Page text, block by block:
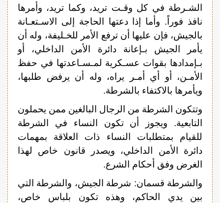
الشـرطة في كل وقـت تريد، وكما تريد، وأمرها
نافذ فوراً. وأما إذا دعتها الحاجة إلى الاسـتعـانة
بالجيش، فإن عليها أن ترفع الأمر للخـليفة، وله أن
يأمر الجيش بـإعانة دائرة الأمن الداخلي، أو
بـإمدادها بقوات عسـكرية لمـسـاعدتها في حفظ
الأمـن، أو أي أمـر يراه، وله أن يرفض طلبها،
ويأمرها بالاكتفاء بالشرطة.
وتتكون الشرطة من الرجال البالغين ممن يحملون
التابعية. ويجوز أن تكون النساء في الشرطة
للقيام بمتطلبات النساء ذات العلاقة بمهمات
دائرة الأمن الداخلي، ويصدر قانون خاص لهذا
الغرض وفق أحكام الشرع.
والشرطة قسمان: شرطة الجيش، والشرطة التي
بين يدي الحاكم، وهذه تكون بلباس خاص،